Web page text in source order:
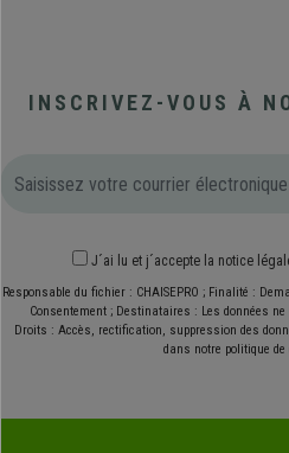
INSCRIVEZ-VOUS À
J´ai lu et j´accepte la notice
Responsable du fichier : CHAISEPRO ; Finalité :
Consentement ; Destinataires : Les données
Droits : Accès, rectification, suppression des
dans notre politique